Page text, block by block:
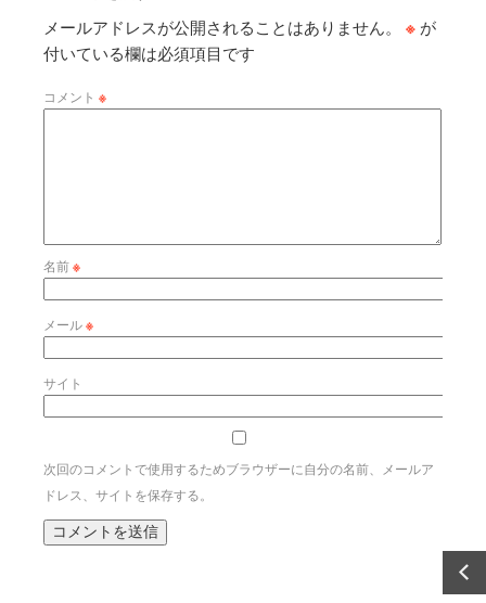
メールアドレスが公開されることはありません。 ※ が
付いている欄は必須項目です
コメント ※
名前※
メール※
サイト
次回のコメントで使用するためブラウザーに自分の名前、メールア
ドレス、サイトを保存する。